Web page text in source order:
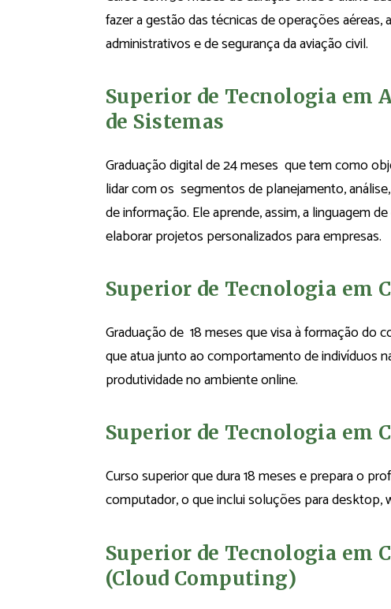
fazer a gestão das técnicas de operações
administrativos e de segurança da aviação civil.
Superior de Tecnologia em
de Sistemas
Graduação digital de 24 meses que tem como
lidar com os segmentos de planejamento,
de informação. Ele aprende, assim, a linguagem
elaborar projetos personalizados para empresas.
Superior de Tecnologia em
Graduação de 18 meses que visa à formação do
que atua junto ao comportamento de indivíduos
produtividade no ambiente online.
Superior de Tecnologia em
Curso superior que dura 18 meses e prepara o
computador, o que inclui soluções para desktop,
Superior de Tecnologia em
(Cloud Computing)